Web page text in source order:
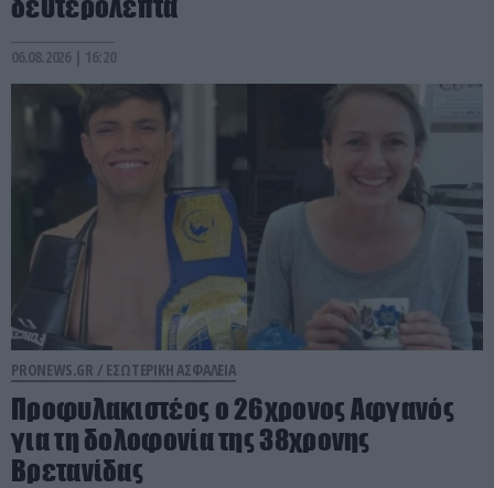
06.08.2026 | 16:20
PRONEWS.GR / ΕΣΩΤΕΡΙΚΗ ΑΣΦΑΛΕΙΑ
Προφυλακιστέος ο 26χρονος Αφγανός
για τη δολοφονία της 38χρονης
Βρετανίδας